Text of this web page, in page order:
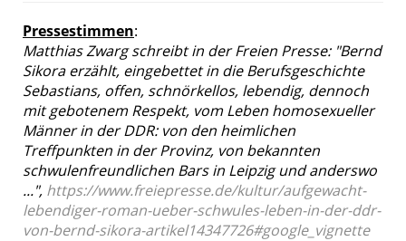
Pressestimmen:
Matthias Zwarg schreibt in der Freien Presse: "Bernd
Sikora erzählt, eingebettet in die Berufsgeschichte
Sebastians, offen, schnörkellos, lebendig, dennoch
mit gebotenem Respekt, vom Leben homosexueller
Männer in der DDR: von den heimlichen
Treffpunkten in der Provinz, von bekannten
schwulenfreundlichen Bars in Leipzig und anderswo
...", https://www.freiepresse.de/kultur/aufgewacht-
lebendiger-roman-ueber-schwules-leben-in-der-ddr-
von-bernd-sikora-artikel14347726#google_vignette